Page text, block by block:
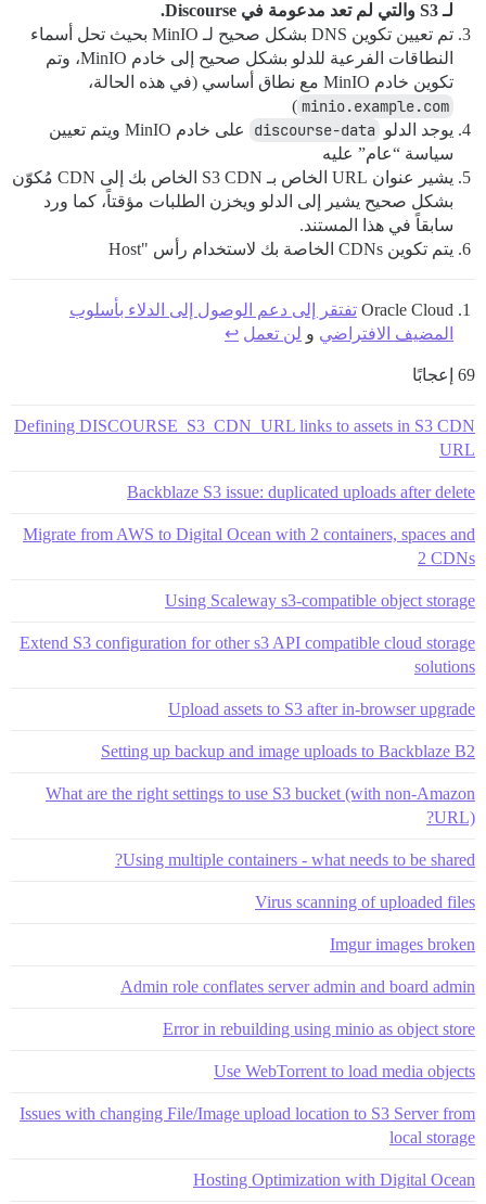
لـ S3 والتي لم تعد مدعومة في Discourse.
تم تعيين تكوين DNS بشكل صحيح لـ MinIO بحيث تحل أسماء
النطاقات الفرعية للدلو بشكل صحيح إلى خادم MinIO، وتم
تكوين خادم MinIO مع نطاق أساسي (في هذه الحالة،
minio.example.com
)
يوجد الدلو discourse-data
على خادم MinIO ويتم تعيين
سياسة “عام” عليه
يشير عنوان URL الخاص بـ S3 CDN الخاص بك إلى CDN مُكوّن
بشكل صحيح يشير إلى الدلو ويخزن الطلبات مؤقتاً، كما ورد
سابقاً في هذا المستند.
يتم تكوين CDNs الخاصة بك لاستخدام رأس "Host
Oracle Cloud تفتقر إلى دعم الوصول إلى الدلاء بأسلوب
المضيف الافتراضي و لن تعمل ↩︎
69 إعجابًا
Defining DISCOURSE_S3_CDN_URL links to assets in S3 CDN
URL
Backblaze S3 issue: duplicated uploads after delete
Migrate from AWS to Digital Ocean with 2 containers, spaces and
2 CDNs
Using Scaleway s3-compatible object storage
Extend S3 configuration for other s3 API compatible cloud storage
solutions
Upload assets to S3 after in-browser upgrade
Setting up backup and image uploads to Backblaze B2
What are the right settings to use S3 bucket (with non-Amazon
URL)?
Using multiple containers - what needs to be shared?
Virus scanning of uploaded files
Imgur images broken
Admin role conflates server admin and board admin
Error in rebuilding using minio as object store
Use WebTorrent to load media objects
Issues with changing File/Image upload location to S3 Server from
local storage
Hosting Optimization with Digital Ocean